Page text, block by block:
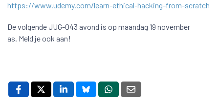
https://www.udemy.com/learn-ethical-hacking-from-scratch
De volgende JUG-043 avond is op maandag 19 november
as. Meld je ook aan!